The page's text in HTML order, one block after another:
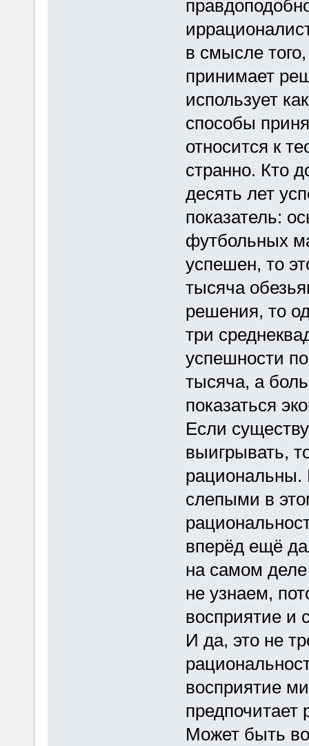
в смысле
принимает
использует
способы
относится к
странно. Кто
десять лет
показатель:
футбольных
успешен, то
тысяча
решения, то
три
успешности
тысяча, а
показаться
Если
выигрывать,
рациональны.
слепыми в
вперёд ещё
на самом
не узнаем,
восприятие и
И да, это не
восприятие
предпочитает
Может быть